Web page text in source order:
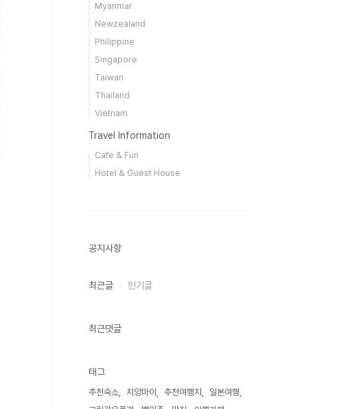
Myanmar
Newzealand
Philippine
Singapore
Taiwan
Thailand
Vietnam
Travel Information
Cafe & Fun
Hotel & Guest House
공지사항
최근글 인기글
최근댓글
태그
추천숙소 치앙마이 추천여행지
일본여행